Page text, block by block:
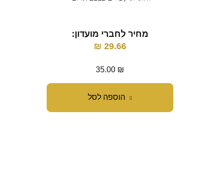
הוספה לסל
מחיר לחברי מועדון:
29.66
₪
35.00 ₪